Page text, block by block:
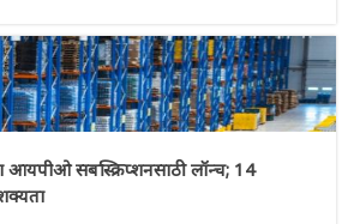
आयपीओ सबस्क्रिप्शनसाठी लॉन्च; 14